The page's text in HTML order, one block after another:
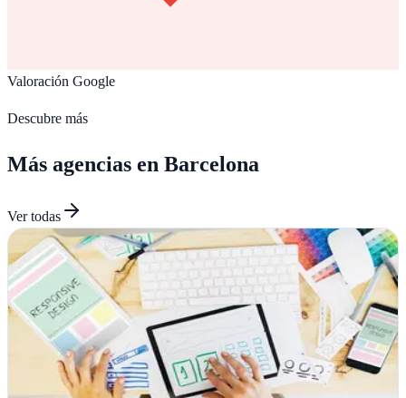
Valoración Google
Descubre más
Más agencias en Barcelona
Ver todas
CirugíaWeb | Diseño Web | SEO & SEM
Sant Cugat del Vallès, Barcelona
En Sant Cugat, CirugíaWeb combina diseño web de precisión con
estrategias SEO y SEM que generan resultados medibles y tráfico
cualificado